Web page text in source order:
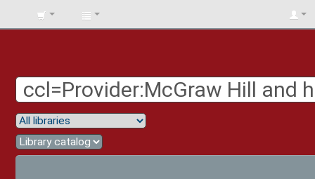
BIBLIOTECA